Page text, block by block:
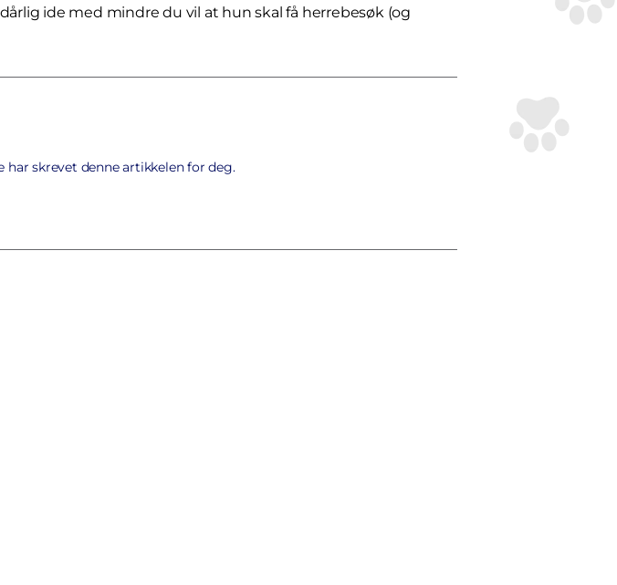
ide med mindre du vil at hun skal få herrebesøk (og
har skrevet denne artikkelen for deg.